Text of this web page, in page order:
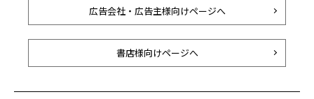
広告会社・広告主様向けページへ
書店様向けページへ